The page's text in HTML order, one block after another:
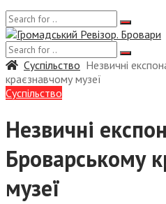
Суспiльство Незвичні
краєзнавчому музеї
Суспiльство
Незвичні
Броварському
музеї